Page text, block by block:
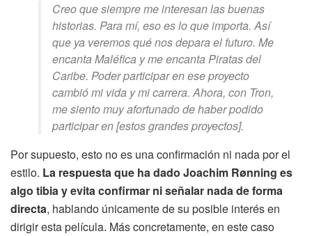
Creo que siempre me interesan las buenas
historias. Para mí, eso es lo que importa. Así
que ya veremos qué nos depara el futuro. Me
encanta Maléfica y me encanta Piratas del
Caribe. Poder participar en ese proyecto
cambió mi vida y mi carrera. Ahora, con Tron,
me siento muy afortunado de haber podido
participar en [estos grandes proyectos].
Por supuesto, esto no es una confirmación ni nada por el
estilo. La respuesta que ha dado Joachim Rønning es
algo tibia y evita confirmar ni señalar nada de forma
directa, hablando únicamente de su posible interés en
dirigir esta película. Más concretamente, en este caso